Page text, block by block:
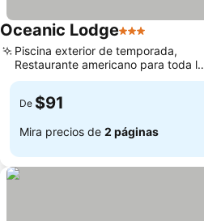
Oceanic Lodge3 Estrellas
Piscina exterior de temporada,
Restaurante americano para toda la
familia
De $91
Mira precios de 2 páginas